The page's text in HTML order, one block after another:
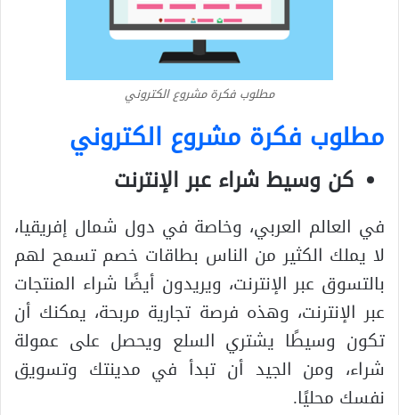
مطلوب فكرة مشروع الكتروني
مطلوب فكرة مشروع الكتروني
كن وسيط شراء عبر الإنترنت
في العالم العربي، وخاصة في دول شمال إفريقيا،
لا يملك الكثير من الناس بطاقات خصم تسمح لهم
بالتسوق عبر الإنترنت، ويريدون أيضًا شراء المنتجات
عبر الإنترنت، وهذه فرصة تجارية مربحة، يمكنك أن
تكون وسيطًا يشتري السلع ويحصل على عمولة
شراء، ومن الجيد أن تبدأ في مدينتك وتسويق
نفسك محليًا.